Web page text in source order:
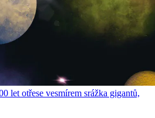
let otřese vesmírem srážka gigantů,